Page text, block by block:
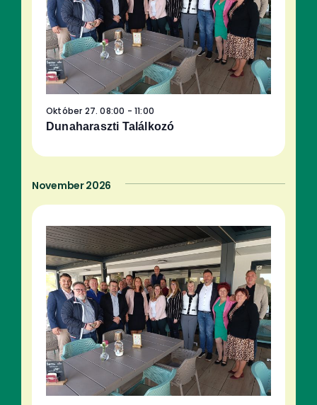
Dunaharaszti Találkozó
Október 27. 08:00 -11:00
November 2026